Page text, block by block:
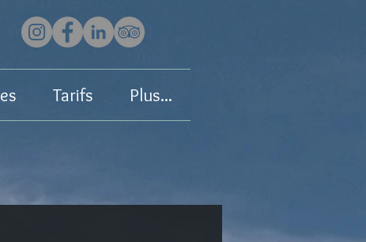
Tarifs Plus...